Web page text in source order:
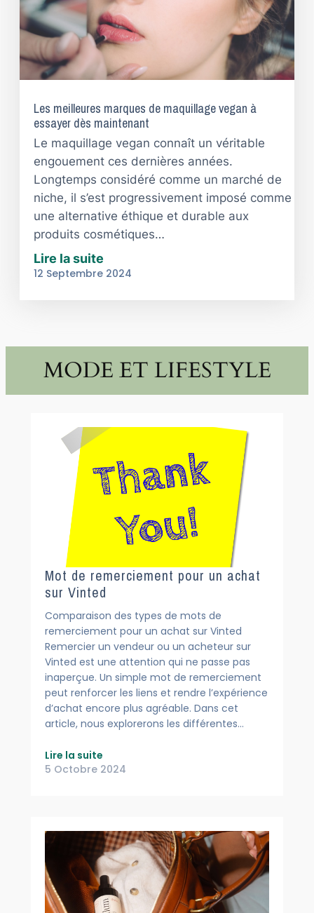
Les meilleures marques de maquillage vegan à
essayer dès maintenant
12 Septembre 2024
Le maquillage vegan connaît un véritable
engouement ces dernières années.
Longtemps considéré comme un marché de
niche, il s’est progressivement imposé comme
une alternative éthique et durable aux
produits cosmétiques…
Lire la suite
MODE ET LIFESTYLE
Mot de remerciement pour un achat
sur Vinted
5 Octobre 2024
Comparaison des types de mots de
remerciement pour un achat sur Vinted
Remercier un vendeur ou un acheteur sur
Vinted est une attention qui ne passe pas
inaperçue. Un simple mot de remerciement
peut renforcer les liens et rendre l’expérience
d’achat encore plus agréable. Dans cet
article, nous explorerons les différentes…
Lire la suite